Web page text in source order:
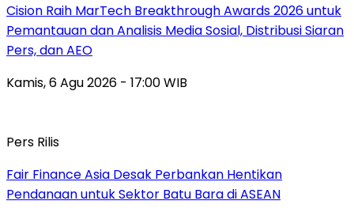
Cision Raih MarTech Breakthrough Awards 2026 untuk
Pemantauan dan Analisis Media Sosial, Distribusi Siaran
Pers, dan AEO
Kamis, 6 Agu 2026 - 17:00 WIB
Pers Rilis
Fair Finance Asia Desak Perbankan Hentikan
Pendanaan untuk Sektor Batu Bara di ASEAN